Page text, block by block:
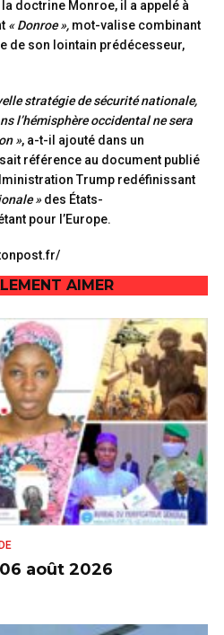
doctrine Monroe, il a appelé à
« Donroe », mot-valise combinant
de son lointain prédécesseur,
stratégie de sécurité nationale,
l’hémisphère occidental ne sera
», a-t-il ajouté dans un
référence au document publié
Trump redéfinissant
» des États-
pour l’Europe.
AIMER
août 2026